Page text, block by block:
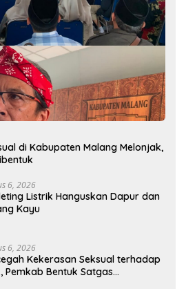
di Kabupaten Malang Melonjak,
6, 2026
Listrik Hanguskan Dapur dan
Kayu
6, 2026
Kekerasan Seksual terhadap
Pemkab Bentuk Satgas